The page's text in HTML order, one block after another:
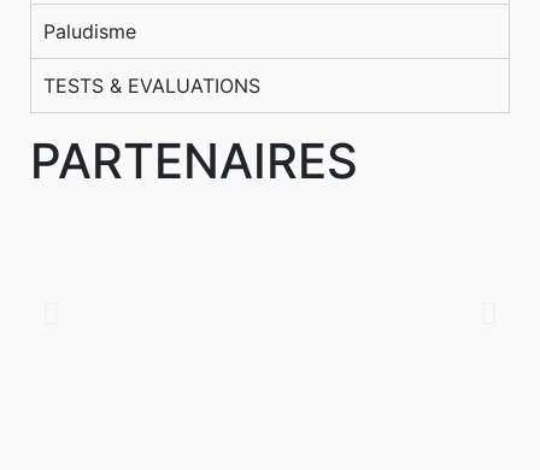
Paludisme
TESTS & EVALUATIONS
PARTENAIRES